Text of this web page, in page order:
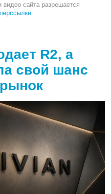
видео сайта разрешается
R2, а
свой шанс